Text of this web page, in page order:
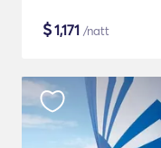
$1,171 /natt